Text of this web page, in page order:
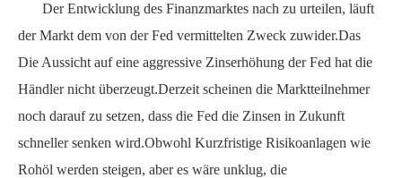
Der Entwicklung des Finanzmarktes nach zu urteilen, läuft
der Markt dem von der Fed vermittelten Zweck zuwider.Das
Die Aussicht auf eine aggressive Zinserhöhung der Fed hat die
Händler nicht überzeugt.Derzeit scheinen die Marktteilnehmer
noch darauf zu setzen, dass die Fed die Zinsen in Zukunft
schneller senken wird.Obwohl Kurzfristige Risikoanlagen wie
Rohöl werden steigen, aber es wäre unklug, die